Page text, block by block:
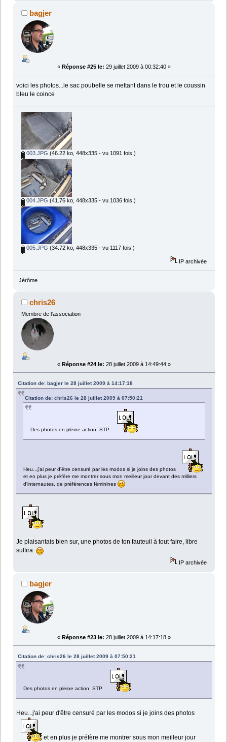
bagjer
« Réponse #25 le: 29 juillet 2009 à 00:32:40 »
voici les photos...le sac poubelle se mettant dans le trou et le coussin
bleu le coince
003.JPG (46.22 ko, 448x335 - vu 1091 fois.)
004.JPG (41.76 ko, 448x335 - vu 1036 fois.)
005.JPG (34.72 ko, 448x335 - vu 1117 fois.)
IP archivée
Jérôme
chris26
Membre de l'association
« Réponse #24 le: 28 juillet 2009 à 14:49:44 »
Citation de: bagjer le 28 juillet 2009 à 14:17:18
Citation de: chris26 le 28 juillet 2009 à 07:50:21
Des photos en pleine action STP
Heu...j'ai peur d'être censuré par les modos si je joins des photos
et en plus je préfère me montrer sous mon meilleur jour devant des milliers
d'internautes, de préférences féminines
Je plaisantais bien sur, une photos de ton fauteuil à tout faire, libre
suffira
IP archivée
bagjer
« Réponse #23 le: 28 juillet 2009 à 14:17:18 »
Citation de: chris26 le 28 juillet 2009 à 07:50:21
Des photos en pleine action STP
Heu...j'ai peur d'être censuré par les modos si je joins des photos
et en plus je préfère me montrer sous mon meilleur jour